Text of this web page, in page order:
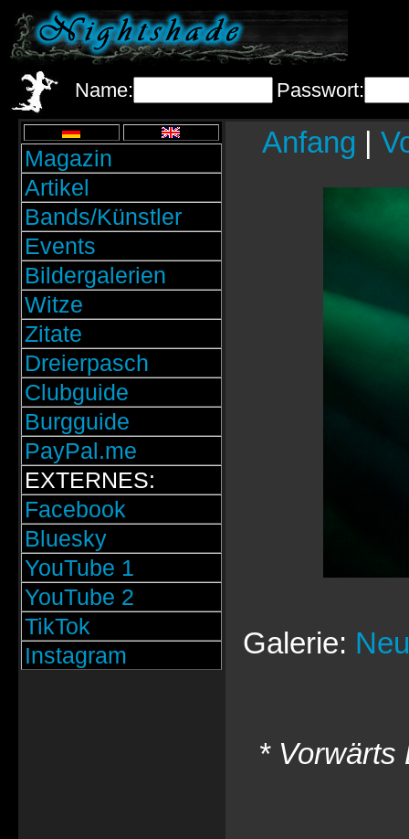
Name: Passwort:
Magazin
Artikel
Bands/Künstler
Events
Bildergalerien
Witze
Zitate
Dreierpasch
Clubguide
Burgguide
PayPal.me
EXTERNES:
Facebook
Bluesky
YouTube 1
YouTube 2
TikTok
Instagram
Anfang |
Galerie:
* Vorwärts